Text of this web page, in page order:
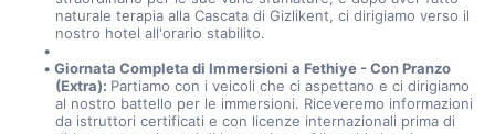
naturale terapia alla Cascata di Gizlikent, ci dirigiamo verso il
nostro hotel all'orario stabilito.
Giornata Completa di Immersioni a Fethiye - Con Pranzo
(Extra): Partiamo con i veicoli che ci aspettano e ci dirigiamo
al nostro battello per le immersioni. Riceveremo informazioni
da istruttori certificati e con licenze internazionali prima di